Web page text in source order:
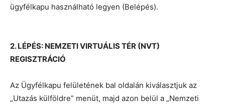
ügyfélkapu használható legyen (Belépés).
2. LÉPÉS: NEMZETI VIRTUÁLIS TÉR (NVT)
REGISZTRÁCIÓ
Az Ügyfélkapu felületének bal oldalán kiválasztjuk az
„Utazás külföldre” menüt, majd azon belül a „Nemzeti